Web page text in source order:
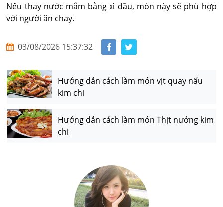
Nếu thay nước mắm bằng xì dầu, món này sẽ phù hợp
với người ăn chay.
03/08/2026 15:37:32
Hướng dẫn cách làm món vịt quay nấu
kim chi
Hướng dẫn cách làm món Thịt nướng kim
chi